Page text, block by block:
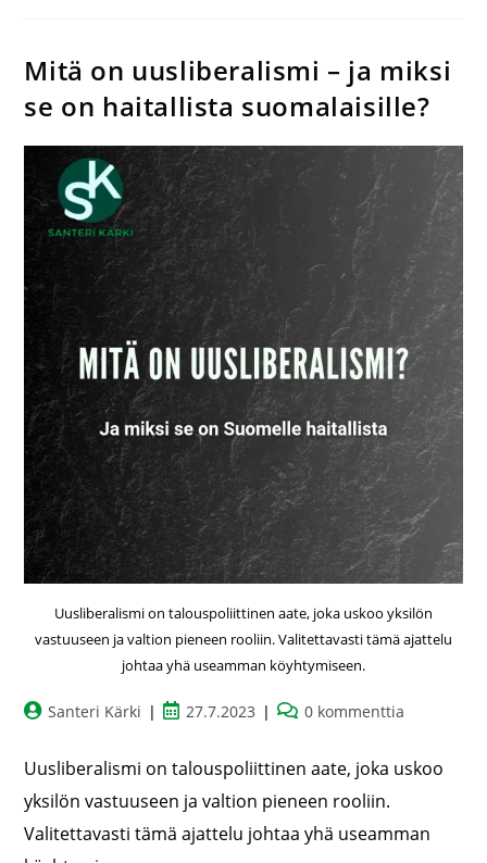
Mitä on uusliberalismi – ja miksi
se on haitallista suomalaisille?
Uusliberalismi on talouspoliittinen aate, joka uskoo yksilön
vastuuseen ja valtion pieneen rooliin. Valitettavasti tämä ajattelu
johtaa yhä useamman köyhtymiseen.
Santeri Kärki 27.7.2023 0 kommenttia
Uusliberalismi on talouspoliittinen aate, joka uskoo
yksilön vastuuseen ja valtion pieneen rooliin.
Valitettavasti tämä ajattelu johtaa yhä useamman